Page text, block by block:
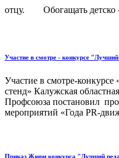
отцу.  Обогащать детско
Участие в смотре - конкурсе
Участие в смотре-
стенд» Калужская
Профсоюза постановил
мероприятий «Года PR-
Приказ Жюри конкурса "Лучший